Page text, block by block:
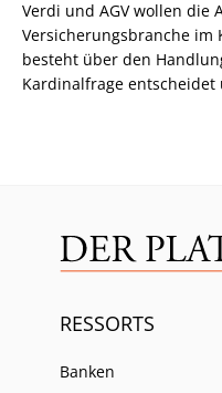
Verdi und AGV wollen die
Versicherungsbranche im
besteht über den
Kardinalfrage entscheidet
RESSORTS
Banken